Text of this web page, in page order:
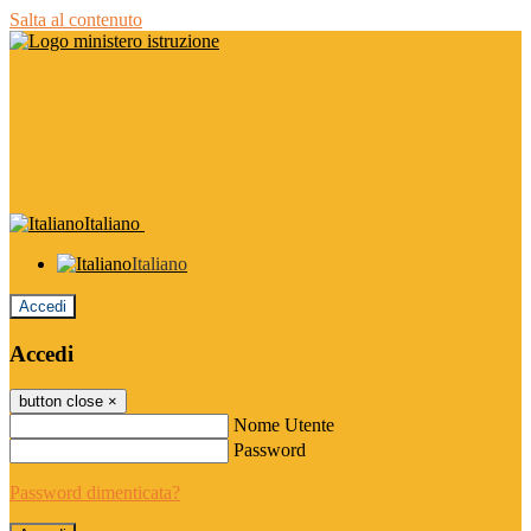
Salta al contenuto
Italiano
Italiano
Accedi
Accedi
button close ×
Nome Utente
Password
Password dimenticata?